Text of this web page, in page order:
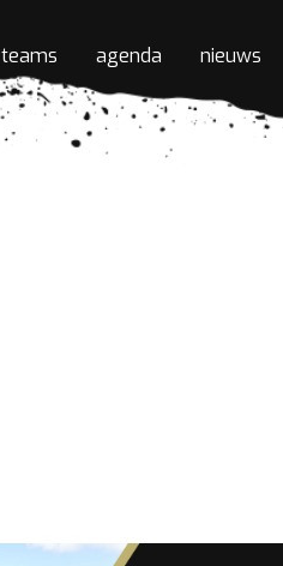
teams agenda nieuws